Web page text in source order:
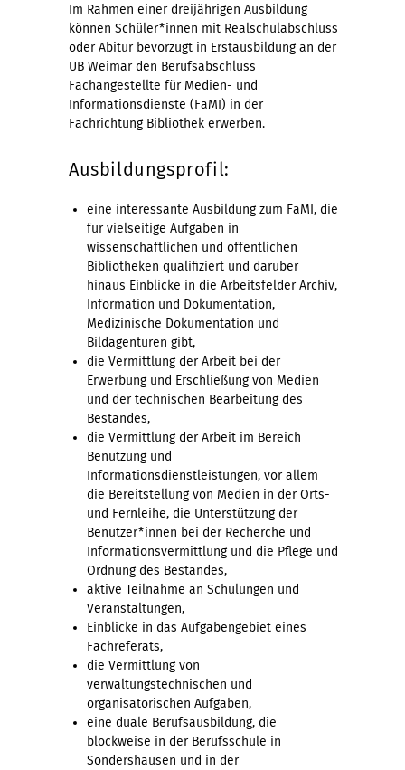
Im Rahmen einer dreijährigen Ausbildung
können Schüler*innen mit Realschulabschluss
oder Abitur bevorzugt in Erstausbildung an der
UB Weimar den Berufsabschluss
Fachangestellte für Medien- und
Informationsdienste (FaMI) in der
Fachrichtung Bibliothek erwerben.
Ausbildungsprofil:
eine interessante Ausbildung zum FaMI, die
für vielseitige Aufgaben in
wissenschaftlichen und öffentlichen
Bibliotheken qualifiziert und darüber
hinaus Einblicke in die Arbeitsfelder Archiv,
Information und Dokumentation,
Medizinische Dokumentation und
Bildagenturen gibt,
die Vermittlung der Arbeit bei der
Erwerbung und Erschließung von Medien
und der technischen Bearbeitung des
Bestandes,
die Vermittlung der Arbeit im Bereich
Benutzung und
Informationsdienstleistungen, vor allem
die Bereitstellung von Medien in der Orts-
und Fernleihe, die Unterstützung der
Benutzer*innen bei der Recherche und
Informationsvermittlung und die Pflege und
Ordnung des Bestandes,
aktive Teilnahme an Schulungen und
Veranstaltungen,
Einblicke in das Aufgabengebiet eines
Fachreferats,
die Vermittlung von
verwaltungstechnischen und
organisatorischen Aufgaben,
eine duale Berufsausbildung, die
blockweise in der Berufsschule in
Sondershausen und in der